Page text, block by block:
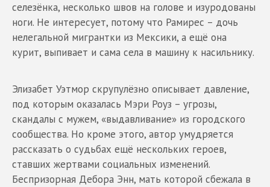
селезёнка, несколько швов на голове и изуродованы
ноги. Не интересует, потому что Рамирес – дочь
нелегальной мигрантки из Мексики, а ещё она
курит, выпивает и сама села в машину к насильнику.
Элизабет Уэтмор скрупулёзно описывает давление,
под которым оказалась Мэри Роуз – угрозы,
скандалы с мужем, «выдавливание» из городского
сообщества. Но кроме этого, автор умудряется
рассказать о судьбах ещё нескольких героев,
ставших жертвами социальных изменений.
Беспризорная Дебора Энн, мать которой сбежала в